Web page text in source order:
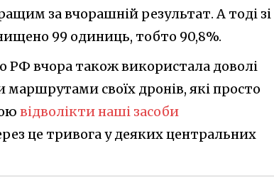
за вчорашній результат. А тоді зі
99 одиниць, тобто 90,8%.
РФ вчора також використала доволі
своїх дронів, які просто
відволікти наші засоби
це тривога у деяких центральних